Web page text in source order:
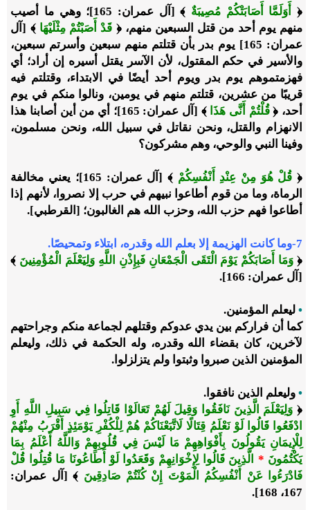
﴿ أَوَلَمَّا أَصَابَتْكُمْ مُصِيبَةٌ
﴾ [آل عمران: 165]؛ وهي ما أصيب
منهم يوم أحد من قتل السبعين منهم، ﴿ قَدْ أَصَبْتُمْ مِثْلَيْهَا ﴾ [آل
عمران: 165] يوم بدر بأن قتلتم منهم سبعين وأسرتم سبعين،
والأسير في حكم المقتول، لأن الآسر يقتل أسيره إن أراد؛ أي
فهزمتموهم يوم بدر ويوم أحد أيضًا في الابتداء، وقتلتم فيه
قريبًا من عشرين، قتلتم منهم في يومين، ونالوا منكم في يوم
أحد، ﴿قُلْتُمْ أَنَّى هَذَا
﴾ [آل عمران: 165]؛ أي من أين أصابنا هذا
الانهزام والقتل، ونحن نقاتل في سبيل الله، ونحن مسلمون،
وفينا النبي والوحي، وهم مشركون؟
﴿ قُلْ هُوَ مِنْ عِنْدِ أَنْفُسِكُمْ
﴾ [آل عمران: 165]؛ يعني مخالفة
الرماة، وما من قوم أطاعوا نبيهم في حرب إلا نصروا، لأنهم إذا
أطاعوا فهم حزب الله، وحزب الله هم الغالبون؛ [القرطبي].
7-وما كانت الهزيمة إلا بعلم الله وقدره، ابتلاء وتمحيصًا.
﴿ وَمَا أَصَابَكُمْ يَوْمَ الْتَقَى الْجَمْعَانِ فَبِإِذْنِ اللَّهِ وَلِيَعْلَمَ الْمُؤْمِنِينَ ﴾
[آل عمران: 166].
• ليعلم المؤمنين.
كما أن فراركم بين يدي عدوكم وقتلهم لجماعة منكم وجراحتهم
لآخرين، كان بقضاء الله وقدره، وله الحكمة في ذلك، وليعلم
المؤمنين الذين صبروا وثبتوا ولم يتزلزلوا.
• وليعلم الذين نافقوا.
﴿ وَلِيَعْلَمَ الَّذِينَ نَافَقُوا وَقِيلَ لَهُمْ تَعَالَوْا قَاتِلُوا فِي سَبِيلِ اللَّهِ أَوِ
ادْفَعُوا قَالُوا لَوْ نَعْلَمُ قِتَالًا لَاتَّبَعْنَاكُمْ هُمْ لِلْكُفْرِ يَوْمَئِذٍ أَقْرَبُ مِنْهُمْ
لِلْإِيمَانِ يَقُولُونَ بِأَفْوَاهِهِمْ مَا لَيْسَ فِي قُلُوبِهِمْ وَاللَّهُ أَعْلَمُ بِمَا
يَكْتُمُونَ * الَّذِينَ قَالُوا لِإِخْوَانِهِمْ وَقَعَدُوا لَوْ أَطَاعُونَا مَا قُتِلُوا قُلْ
فَادْرَءُوا عَنْ أَنْفُسِكُمُ الْمَوْتَ إِنْ كُنْتُمْ صَادِقِينَ ﴾ [آل عمران:
167، 168].